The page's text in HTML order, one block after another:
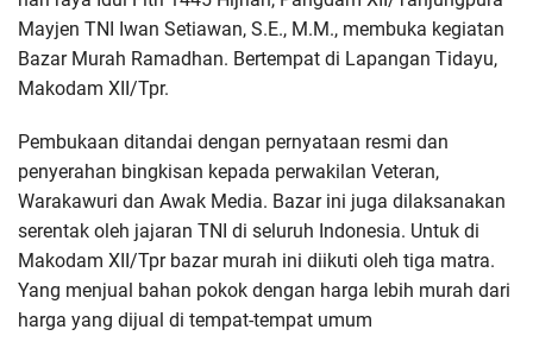
Mayjen TNI Iwan Setiawan, S.E., M.M., membuka kegiatan
Bazar Murah Ramadhan. Bertempat di Lapangan Tidayu,
Makodam XII/Tpr.
Pembukaan ditandai dengan pernyataan resmi dan
penyerahan bingkisan kepada perwakilan Veteran,
Warakawuri dan Awak Media. Bazar ini juga dilaksanakan
serentak oleh jajaran TNI di seluruh Indonesia. Untuk di
Makodam XII/Tpr bazar murah ini diikuti oleh tiga matra.
Yang menjual bahan pokok dengan harga lebih murah dari
harga yang dijual di tempat-tempat umum